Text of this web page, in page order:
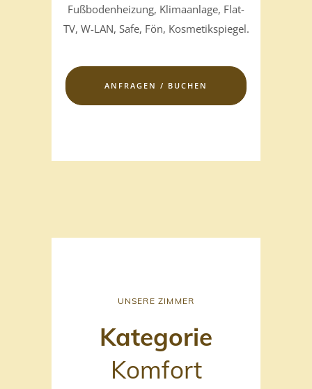
Fußbodenheizung, Klimaanlage, Flat-
TV, W-LAN, Safe, Fön, Kosmetikspiegel.
ANFRAGEN / BUCHEN
UNSERE ZIMMER
Kategorie
Komfort